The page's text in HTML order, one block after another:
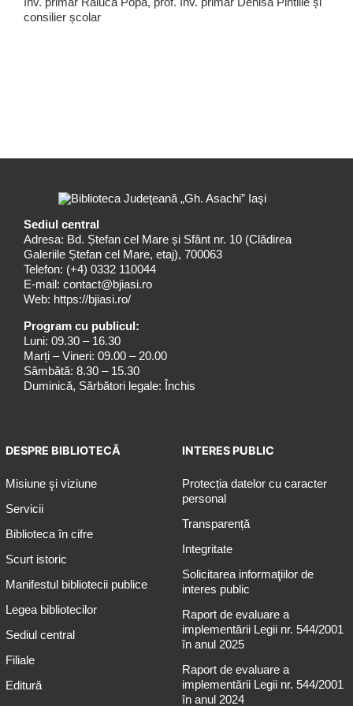
consilier școlar
Sediul central
Adresa: Bd. Ștefan cel Mare și Sfânt nr. 10 (Clădirea
Galeriile Ștefan cel Mare, etaj), 700063
Telefon: (+4) 0332 110044
E-mail: contact@bjiasi.ro
Web: https://bjiasi.ro/
Program cu publicul:
Luni: 09.30 – 16.30
Marți – Vineri: 09.00 – 20.00
Sâmbătă: 8.30 – 15.30
Duminică, Sărbători legale: Închis
DESPRE BIBLIOTECĂ
Misiune şi viziune
Servicii
Biblioteca în cifre
Scurt istoric
Manifestul bibliotecii publice
Legea bibliotecilor
Sediul central
Filiale
Editură
INTERES PUBLIC
Protecția datelor cu caracter
personal
Transparență
Integritate
Solicitarea informaţiilor de
interes public
Raport de evaluare a
implementării Legii nr. 544/2001
în anul 2025
Raport de evaluare a
implementării Legii nr. 544/2001
în anul 2024